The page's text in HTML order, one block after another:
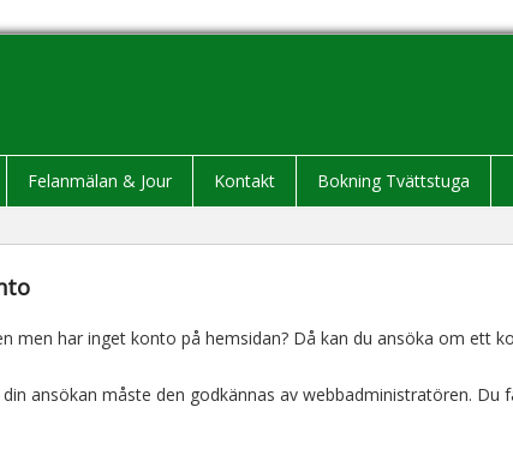
Felanmälan & Jour Kontakt Bokning Tvättstuga
men har inget konto på hemsidan? Då kan du ansöka om ett
ansökan måste den godkännas av webbadministratören. Du